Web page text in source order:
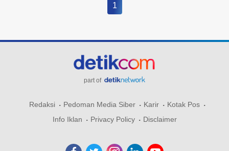
1
part of
Redaksi Pedoman Media Siber Karir
Kotak Pos
Info Iklan
Privacy Policy Disclaimer